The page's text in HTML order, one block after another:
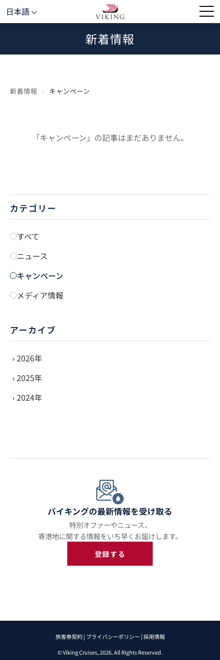
日本語
新着情報
新着情報 › キャンペーン
カテゴリー
すべて
ニュース
キャンペーン
メディア情報
アーカイブ
2026年
2025年
2024年
「キャンペーン」の記事はまだありません。
バイキングの最新情報を受け取る
特別オファーやニュース、
寄港地に関する情報をいち早くお届けします。
登録する
旅客券契約 | プライバシーポリシー |採用情報
© Viking Cruises, 2026. All Rights Reserved.